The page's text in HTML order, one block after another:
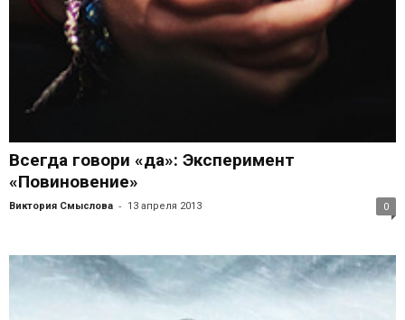
Всегда говори «да»: Эксперимент
«Повиновение»
Виктория Смыслова - 13 апреля 2013 0